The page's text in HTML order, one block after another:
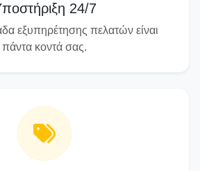
24/7
εξυπηρέτησης πελατών είναι
πάντα κοντά σας.